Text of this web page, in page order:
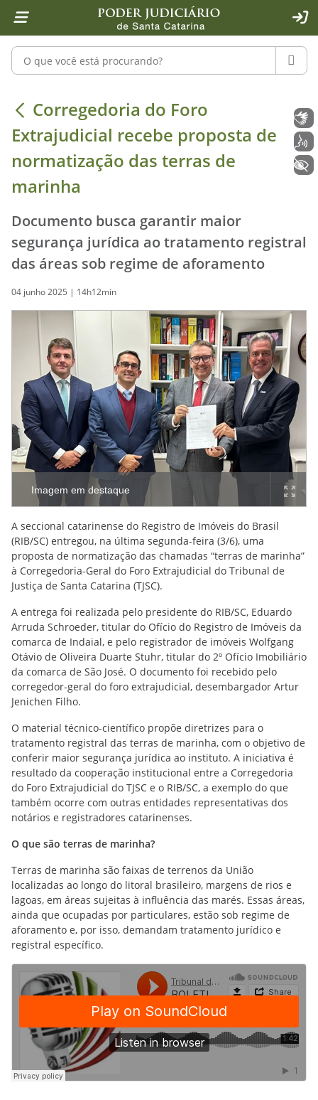
1 Ir para o conteúdo
2 Ir para a ferramenta de acessibilidade - Rybená
4 Ir para o menu principal
5 Ir para a pesquisa
6 Ir para o rodapé
7 Ir para a página inicial
Pesquisar no portal
Corregedoria do Foro Extrajudicial
Corregedoria do Foro
Extrajudicial recebe proposta de
normatização das terras de
marinha
Documento busca garantir maior
segurança jurídica ao tratamento registral
das áreas sob regime de aforamento
04 junho 2025 | 14h12min
Imagem em destaque
A seccional catarinense do Registro de Imóveis do Brasil
(RIB/SC) entregou, na última segunda-feira (3/6), uma
proposta de normatização das chamadas “terras de marinha”
à Corregedoria-Geral do Foro Extrajudicial do Tribunal de
Justiça de Santa Catarina (TJSC).
A entrega foi realizada pelo presidente do RIB/SC, Eduardo
Arruda Schroeder, titular do Ofício do Registro de Imóveis da
comarca de Indaial, e pelo registrador de imóveis Wolfgang
Otávio de Oliveira Duarte Stuhr, titular do 2º Ofício Imobiliário
da comarca de São José. O documento foi recebido pelo
corregedor-geral do foro extrajudicial, desembargador Artur
Jenichen Filho.
O material técnico-científico propõe diretrizes para o
tratamento registral das terras de marinha, com o objetivo de
conferir maior segurança jurídica ao instituto. A iniciativa é
resultado da cooperação institucional entre a Corregedoria
do Foro Extrajudicial do TJSC e o RIB/SC, a exemplo do que
também ocorre com outras entidades representativas dos
notários e registradores catarinenses.
O que são terras de marinha?
Terras de marinha são faixas de terrenos da União
localizadas ao longo do litoral brasileiro, margens de rios e
lagoas, em áreas sujeitas à influência das marés. Essas áreas,
ainda que ocupadas por particulares, estão sob regime de
aforamento e, por isso, demandam tratamento jurídico e
registral específico.
Voz
+ Acessibilidade